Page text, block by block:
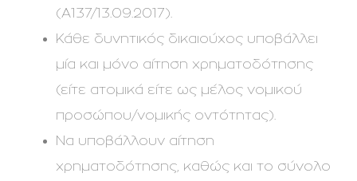
(Α137/13.09.2017).
Κάθε δυνητικός δικαιούχος υποβάλλει
μία και μόνο αίτηση χρηματοδότησης
(είτε ατομικά είτε ως μέλος νομικού
προσώπου/νομικής οντότητας).
Να υποβάλλουν αίτηση
χρηματοδότησης, καθώς και το σύνολο